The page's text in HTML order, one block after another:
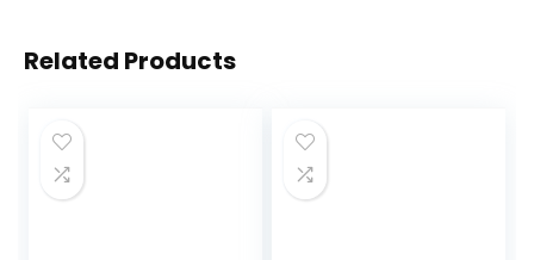
Related Products